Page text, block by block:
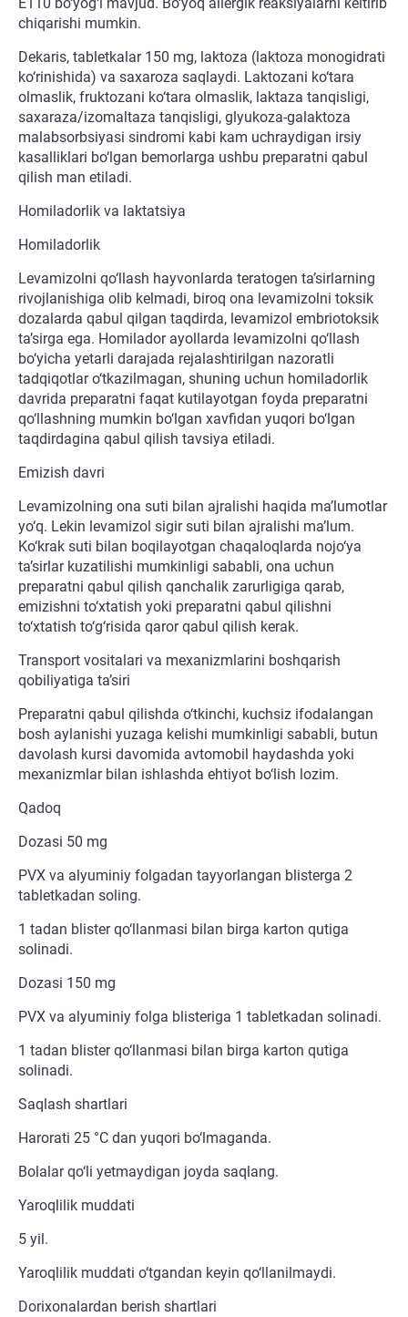
chiqarishi mumkin.
Dekaris, tabletkalar 150 mg, laktoza (laktoza monogidrati
ko‘rinishida) va saxaroza saqlaydi. Laktozani ko‘tara
olmaslik, fruktozani ko‘tara olmaslik, laktaza tanqisligi,
saxaraza/izomaltaza tanqisligi, glyukoza-galaktoza
malabsorbsiyasi sindromi kabi kam uchraydigan irsiy
kasalliklari bo‘lgan bemorlarga ushbu preparatni qabul
qilish man etiladi.
Homiladorlik va laktatsiya
Homiladorlik
Levamizolni qo‘llash hayvonlarda teratogen ta’sirlarning
rivojlanishiga olib kelmadi, biroq ona levamizolni toksik
dozalarda qabul qilgan taqdirda, levamizol embriotoksik
ta’sirga ega. Homilador ayollarda levamizolni qo‘llash
bo‘yicha yetarli darajada rejalashtirilgan nazoratli
tadqiqotlar o‘tkazilmagan, shuning uchun homiladorlik
davrida preparatni faqat kutilayotgan foyda preparatni
qo‘llashning mumkin bo‘lgan xavfidan yuqori bo‘lgan
taqdirdagina qabul qilish tavsiya etiladi.
Emizish davri
Levamizolning ona suti bilan ajralishi haqida ma’lumotlar
yo‘q. Lekin levamizol sigir suti bilan ajralishi ma’lum.
Ko‘krak suti bilan boqilayotgan chaqaloqlarda nojo‘ya
ta’sirlar kuzatilishi mumkinligi sababli, ona uchun
preparatni qabul qilish qanchalik zarurligiga qarab,
emizishni to‘xtatish yoki preparatni qabul qilishni
to‘xtatish to‘g‘risida qaror qabul qilish kerak.
Transport vositalari va mexanizmlarini boshqarish
qobiliyatiga ta’siri
Preparatni qabul qilishda o‘tkinchi, kuchsiz ifodalangan
bosh aylanishi yuzaga kelishi mumkinligi sababli, butun
davolash kursi davomida avtomobil haydashda yoki
mexanizmlar bilan ishlashda ehtiyot bo‘lish lozim.
Qadoq
Dozasi 50 mg
PVX va alyuminiy folgadan tayyorlangan blisterga 2
tabletkadan soling.
1 tadan blister qo‘llanmasi bilan birga karton qutiga
solinadi.
Dozasi 150 mg
PVX va alyuminiy folga blisteriga 1 tabletkadan solinadi.
1 tadan blister qo‘llanmasi bilan birga karton qutiga
solinadi.
Saqlash shartlari
Harorati 25 °C dan yuqori bo‘lmaganda.
Bolalar qo‘li yetmaydigan joyda saqlang.
Yaroqlilik muddati
5 yil.
Yaroqlilik muddati o‘tgandan keyin qo‘llanilmaydi.
Dorixonalardan berish shartlari